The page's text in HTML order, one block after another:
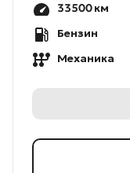
33500км
Бензин
Механика